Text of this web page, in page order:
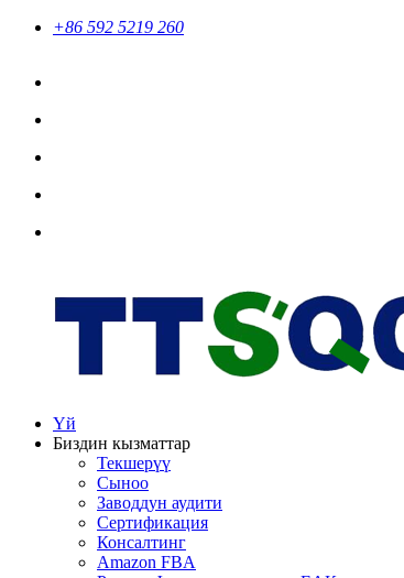
+86 592 5219 260
Үй
Биздин кызматтар
Текшерүү
Сыноо
Заводдун аудити
Сертификация
Консалтинг
Amazon FBA